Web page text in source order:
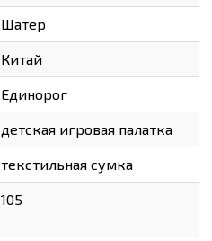
Шатер
Китай
Единорог
детская игровая палатка
текстильная сумка
105